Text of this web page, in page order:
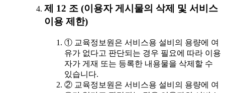
제 12 조 (이용자 게시물의 삭제 및 서비스
이용 제한)
① 교육정보원은 서비스용 설비의 용량에 여
유가 없다고 판단되는 경우 필요에 따라 이용
자가 게재 또는 등록한 내용물을 삭제할 수
있습니다.
② 교육정보원은 서비스용 설비의 용량에 여